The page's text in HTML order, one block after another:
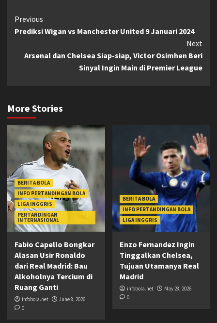
Continue
Reading
Previous
Prediksi Wigan vs Manchester United 9 Januari 2024
Next
Arsenal dan Chelsea Siap-siap, Victor Osimhen Beri
Sinyal Ingin Main di Premier League
More Stories
BERITA BOLA
INFO PERTANDINGAN BOLA
LIGA INGGRIS
PERTANDINGAN
INTERNASIONAL
Fabio Capello Bongkar
Alasan Usir Ronaldo
dari Real Madrid: Bau
Alkoholnya Tercium di
Ruang Ganti
infobola.net
June 8, 2026
0
BERITA BOLA
INFO PERTANDINGAN BOLA
LIGA INGGRIS
Enzo Fernandez Ingin
Tinggalkan Chelsea,
Tujuan Utamanya Real
Madrid
infobola.net
May 28, 2026
0